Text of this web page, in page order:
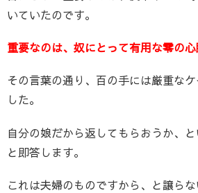
いていたのです。
重要なのは、奴にとって有用な零の心
その言葉の通り、百の手には厳重な
した。
自分の娘だから返してもらおうか、
と即答します。
これは夫婦のものですから、と譲らな